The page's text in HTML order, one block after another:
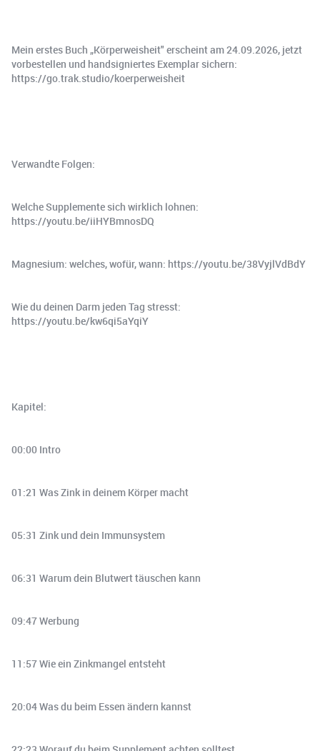
Mein erstes Buch „Körperweisheit" erscheint am 24.09.2026, jetzt
vorbestellen und handsigniertes Exemplar sichern:
https://go.trak.studio/koerperweisheit
Verwandte Folgen:
Welche Supplemente sich wirklich lohnen:
https://youtu.be/iiHYBmnosDQ
Magnesium: welches, wofür, wann: https://youtu.be/38VyjlVdBdY
Wie du deinen Darm jeden Tag stresst:
https://youtu.be/kw6qi5aYqiY
Kapitel:
00:00 Intro
01:21 Was Zink in deinem Körper macht
05:31 Zink und dein Immunsystem
06:31 Warum dein Blutwert täuschen kann
09:47 Werbung
11:57 Wie ein Zinkmangel entsteht
20:04 Was du beim Essen ändern kannst